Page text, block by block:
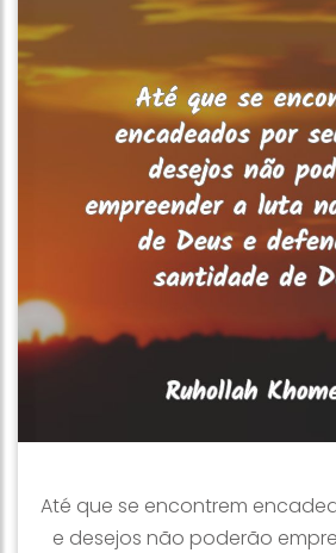
Até que se encontrem
e desejos não poderão